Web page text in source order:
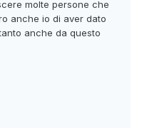
molte persone che
anche io di aver dato
anche da questo